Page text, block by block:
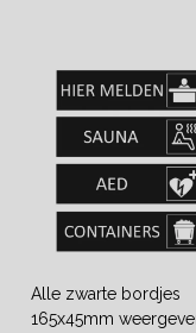
Alle zwarte bordjes
165x45mm